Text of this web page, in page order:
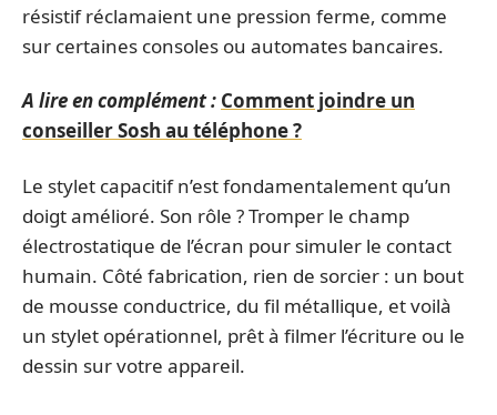
résistif réclamaient une pression ferme, comme
sur certaines consoles ou automates bancaires.
A lire en complément : Comment joindre un
conseiller Sosh au téléphone ?
Le stylet capacitif n’est fondamentalement qu’un
doigt amélioré. Son rôle ? Tromper le champ
électrostatique de l’écran pour simuler le contact
humain. Côté fabrication, rien de sorcier : un bout
de mousse conductrice, du fil métallique, et voilà
un stylet opérationnel, prêt à filmer l’écriture ou le
dessin sur votre appareil.